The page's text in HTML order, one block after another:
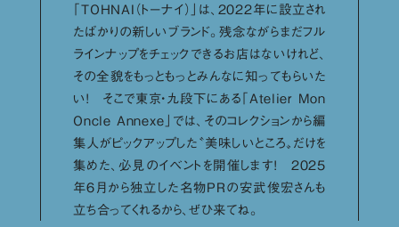
「TOHNAI（トーナイ）」は、2022年に設立され
たばかりの新しいブランド。残念ながらまだフル
ラインナップをチェックできるお店はないけれど、
その全貌をもっともっとみんなに知ってもらいた
い！ そこで東京・九段下にある「Atelier Mon
Oncle Annexe」では、そのコレクションから編
集人がピックアップした〝美味しいところ〟だけを
集めた、必見のイベントを開催します！ 2025
年6月から独立した名物PRの安武俊宏さんも
立ち合ってくれるから、ぜひ来てね。